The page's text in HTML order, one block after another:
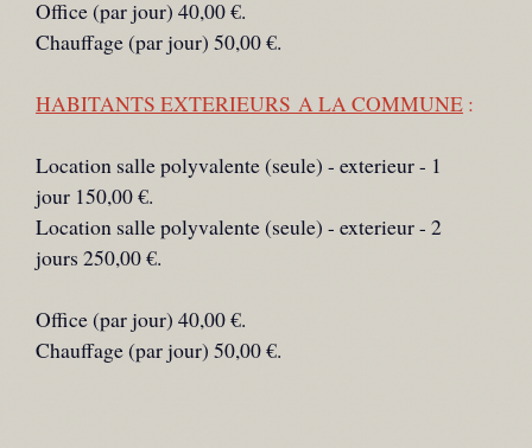
Office (par jour) 40,00 €.
Chauffage (par jour) 50,00 €.
HABITANTS EXTERIEURS A LA COMMUNE :
Location salle polyvalente (seule) - exterieur - 1
jour 150,00 €.
Location salle polyvalente (seule) - exterieur - 2
jours 250,00 €.
Office (par jour) 40,00 €.
Chauffage (par jour) 50,00 €.